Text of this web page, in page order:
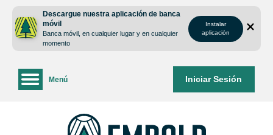
contenido
inicio
Descargue nuestra aplicación de banca
móvil
Banca móvil, en cualquier lugar y en cualquier
momento
Instalar
aplicación
Iniciar Sesión
Menú